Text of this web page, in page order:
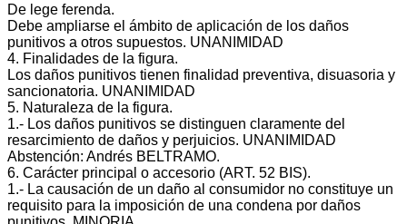
De lege ferenda.
Debe ampliarse el ámbito de aplicación de los daños
punitivos a otros supuestos. UNANIMIDAD
4. Finalidades de la figura.
Los daños punitivos tienen finalidad preventiva, disuasoria y
sancionatoria. UNANIMIDAD
5. Naturaleza de la figura.
1.‐ Los daños punitivos se distinguen claramente del
resarcimiento de daños y perjuicios. UNANIMIDAD
Abstención: Andrés BELTRAMO.
6. Carácter principal o accesorio (ART. 52 BIS).
1.‐ La causación de un daño al consumidor no constituye un
requisito para la imposición de una condena por daños